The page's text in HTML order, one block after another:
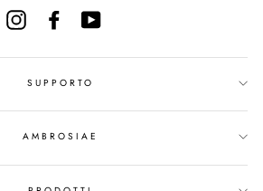
InstagramFacebookYouTube
SUPPORTO
AMBROSIAE